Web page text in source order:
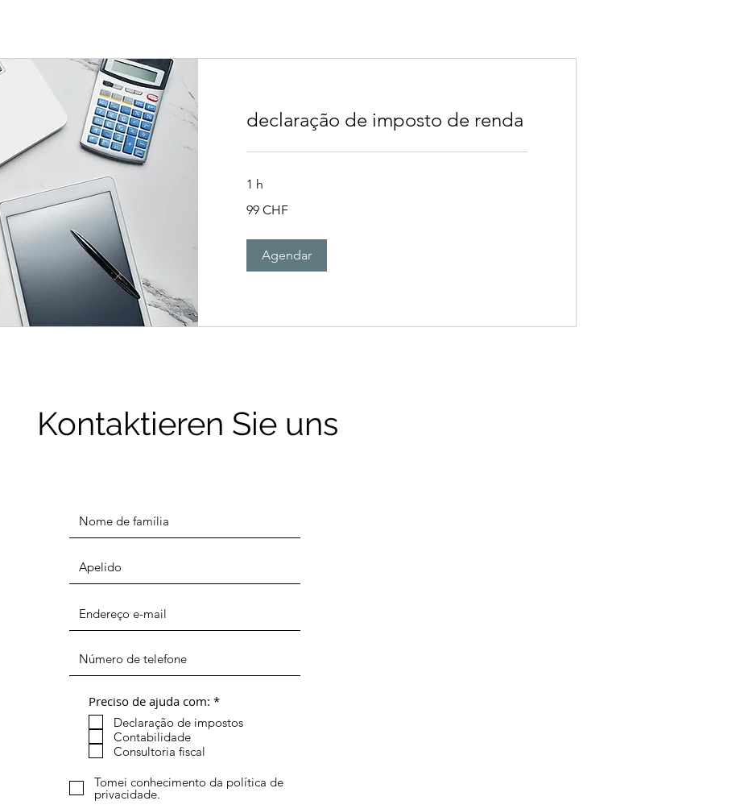
declaração de imposto de renda
1 h
francos
99 CHF
Agendar
Kontaktieren Sie uns
Preciso de ajuda com: *O
r
ó
Declaração de impostos
Contabilidade
Consultoria fiscal
Tomei conhecimento da política de
privacidade.